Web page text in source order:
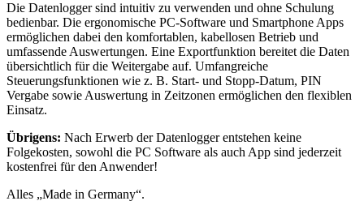
Die Datenlogger sind intuitiv zu verwenden und ohne Schulung
bedienbar. Die ergonomische PC-Software und Smartphone Apps
ermöglichen dabei den komfortablen, kabellosen Betrieb und
umfassende Auswertungen. Eine Exportfunktion bereitet die Daten
übersichtlich für die Weitergabe auf. Umfangreiche
Steuerungsfunktionen wie z. B. Start- und Stopp-Datum, PIN
Vergabe sowie Auswertung in Zeitzonen ermöglichen den flexiblen
Einsatz.
Übrigens: Nach Erwerb der Datenlogger entstehen keine
Folgekosten, sowohl die PC Software als auch App sind jederzeit
kostenfrei für den Anwender!
Alles „Made in Germany“.